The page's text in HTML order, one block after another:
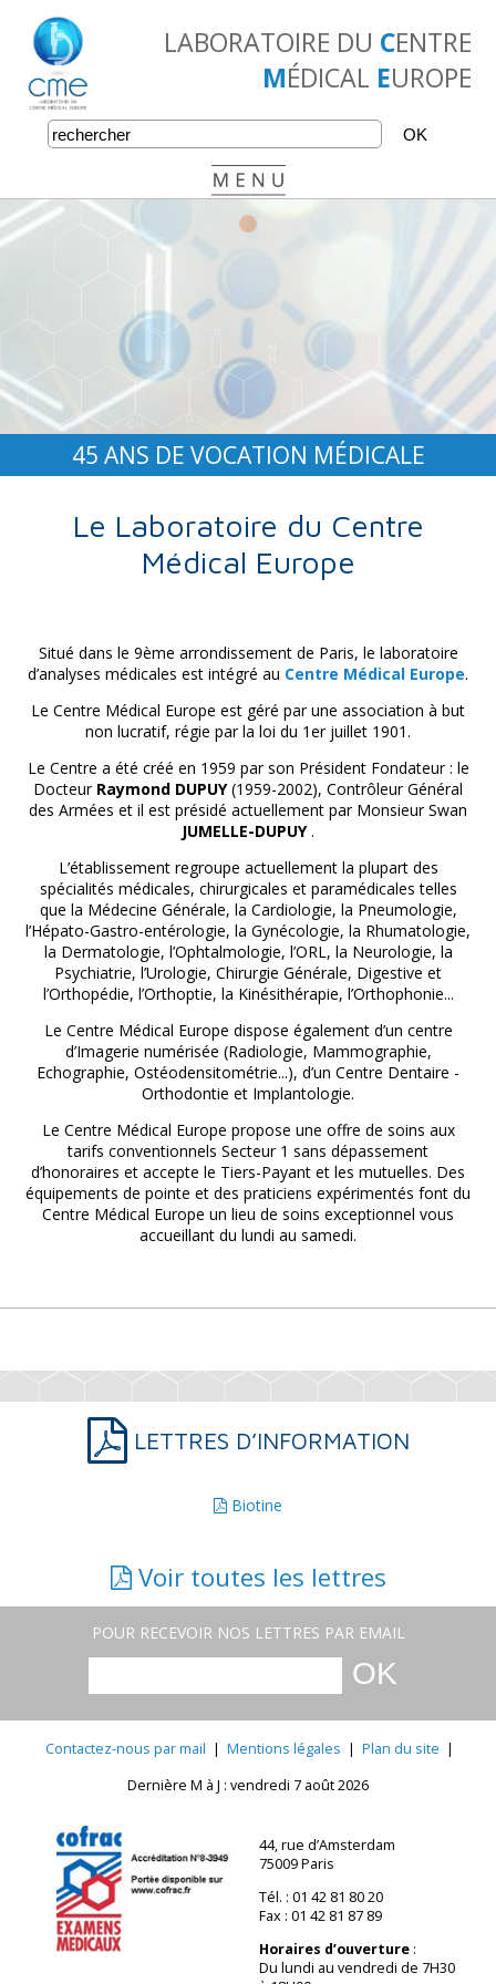
LABORATOIRE DU CENTRE
MÉDICAL EUROPE
•
45 ANS DE VOCATION MÉDICALE
Le Laboratoire du Centre
Médical Europe
Situé dans le 9ème arrondissement de Paris, le laboratoire
d’analyses médicales est intégré au Centre Médical Europe.
Le Centre Médical Europe est géré par une association à but
non lucratif, régie par la loi du 1er juillet 1901.
Le Centre a été créé en 1959 par son Président Fondateur : le
Docteur Raymond DUPUY(1959-2002), Contrôleur Général
des Armées et il est présidé actuellement par Monsieur Swan
JUMELLE-DUPUY .
L’établissement regroupe actuellement la plupart des
spécialités médicales, chirurgicales et paramédicales telles
que la Médecine Générale, la Cardiologie, la Pneumologie,
l’Hépato-Gastro-entérologie, la Gynécologie, la Rhumatologie,
la Dermatologie, l’Ophtalmologie, l’ORL, la Neurologie, la
Psychiatrie, l’Urologie, Chirurgie Générale, Digestive et
l’Orthopédie, l’Orthoptie, la Kinésithérapie, l’Orthophonie...
Le Centre Médical Europe dispose également d’un centre
d’Imagerie numérisée (Radiologie, Mammographie,
Echographie, Ostéodensitométrie...), d’un Centre Dentaire -
Orthodontie et Implantologie.
Le Centre Médical Europe propose une offre de soins aux
tarifs conventionnels Secteur 1 sans dépassement
d’honoraires et accepte le Tiers-Payant et les mutuelles. Des
équipements de pointe et des praticiens expérimentés font du
Centre Médical Europe un lieu de soins exceptionnel vous
accueillant du lundi au samedi.
LETTRES D’INFORMATION
Biotine
Voir toutes les lettres
POUR RECEVOIR NOS LETTRES PAR EMAIL
Contactez-nous par mail | Mentions légales | Plan du site |
Dernière M à J : vendredi 7 août 2026
44, rue d’Amsterdam
75009 Paris
Tél. : 01 42 81 80 20
Fax : 01 42 81 87 89
Horaires d’ouverture:
Du lundi au vendredi de 7H30